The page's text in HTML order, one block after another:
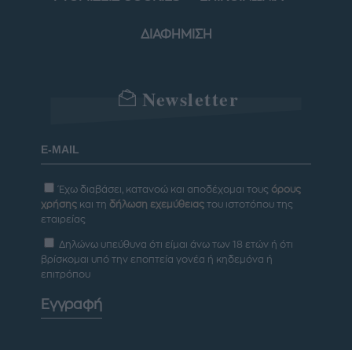
ΔΙΑΦΗΜΙΣΗ
Newsletter
Έχω διαβάσει, κατανοώ και αποδέχομαι τους όρους
χρήσης και τη δήλωση εχεμύθειας του ιστοτόπου της
εταιρείας
Δηλώνω υπεύθυνα ότι είμαι άνω των 18 ετών ή ότι
βρίσκομαι υπό την εποπτεία γονέα ή κηδεμόνα ή
επιτρόπου
Εγγραφή